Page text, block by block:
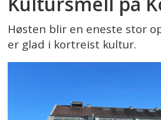
Høsten blir en eneste stor
er glad i kortreist kultur.